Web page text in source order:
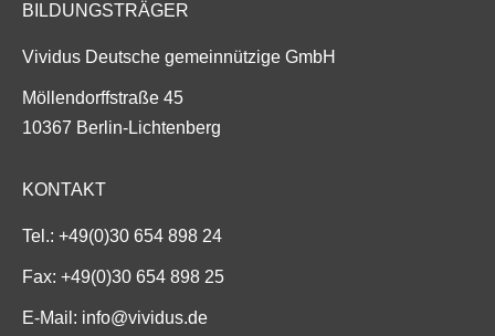
BILDUNGSTRÄGER
Vividus Deutsche gemeinnützige GmbH
Möllendorffstraße 45
10367 Berlin-Lichtenberg
KONTAKT
Tel.: +49(0)30 654 898 24
Fax: +49(0)30 654 898 25
E-Mail: info@vividus.de